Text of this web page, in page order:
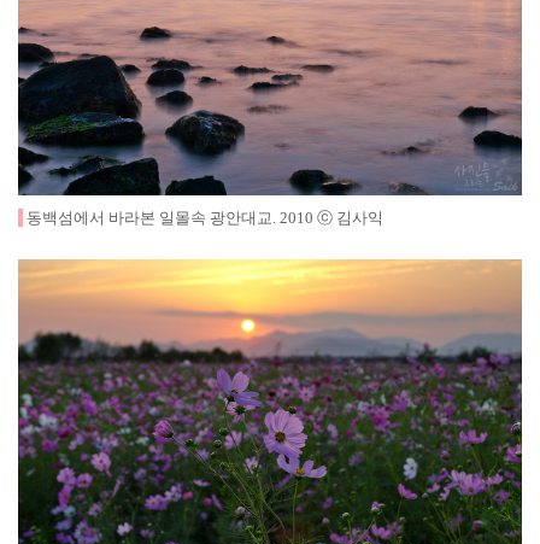
동백섬에서 바라본 일몰속 광안대교. 2010 ⓒ 김사익